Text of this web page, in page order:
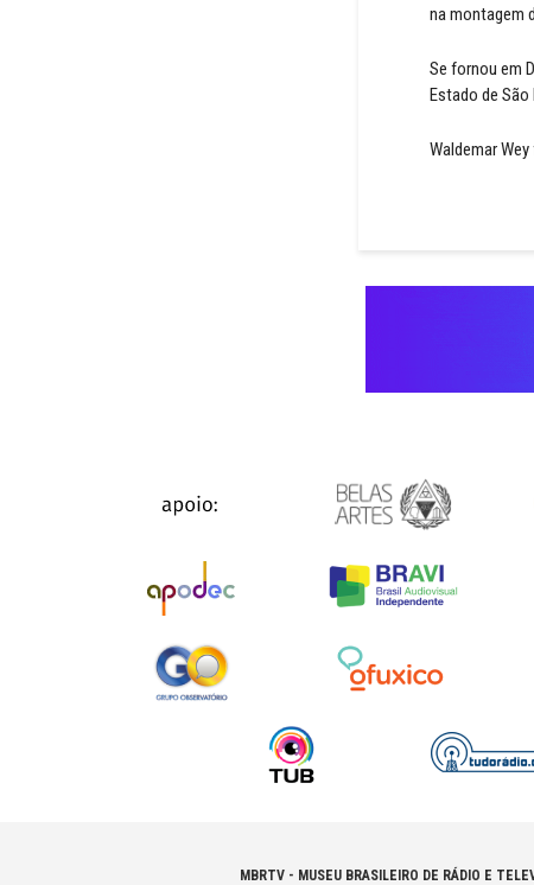
na montagem
Se fornou em
Estado de São
Waldemar
MBRTV - MUSEU BRASILEIRO DE RÁDIO E